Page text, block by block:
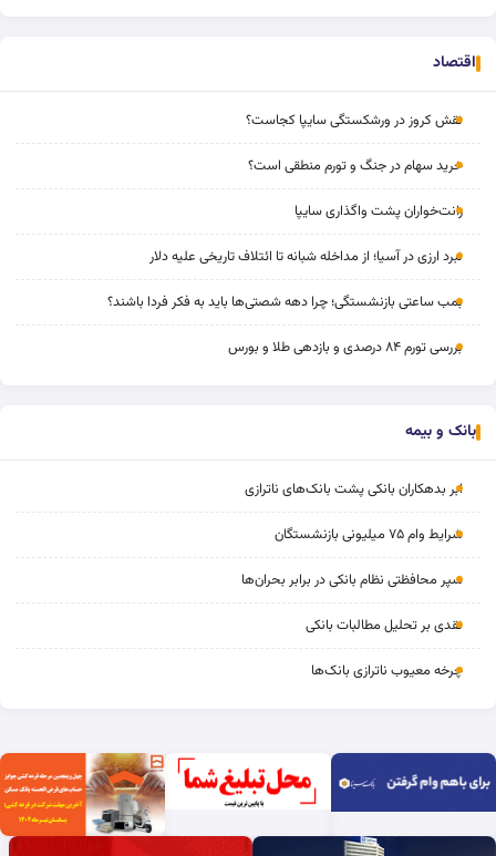
اقتصاد
نقش کروز در ورشکستگی سایپا کجاست؟
خرید سهام در جنگ و تورم منطقی است؟
رانت‌خواران پشت واگذاری سایپا
نبرد ارزی در آسیا؛ از مداخله‌ شبانه تا ائتلاف تاریخی علیه دلار
بمب ساعتی بازنشستگی؛ چرا دهه شصتی‌ها باید به فکر فردا باشند؟
بررسی تورم ۸۴ درصدی و بازدهی طلا و بورس
بانک و بیمه
ابر بدهکاران بانکی پشت بانک‌های ناترازی
شرایط وام ۷۵ میلیونی بازنشستگان
سپر محافظتی نظام بانکی در برابر بحران‌ها
نقدی بر تحلیل مطالبات بانکی
چرخه‌ معیوب ناترازی بانک‌ها